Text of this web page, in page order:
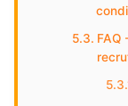
FAQ